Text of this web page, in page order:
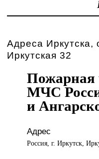
Адреса Иркутска,
Иркутская 32
Пожарная
МЧС
и
Адрес
Россия, г. Иркутск,